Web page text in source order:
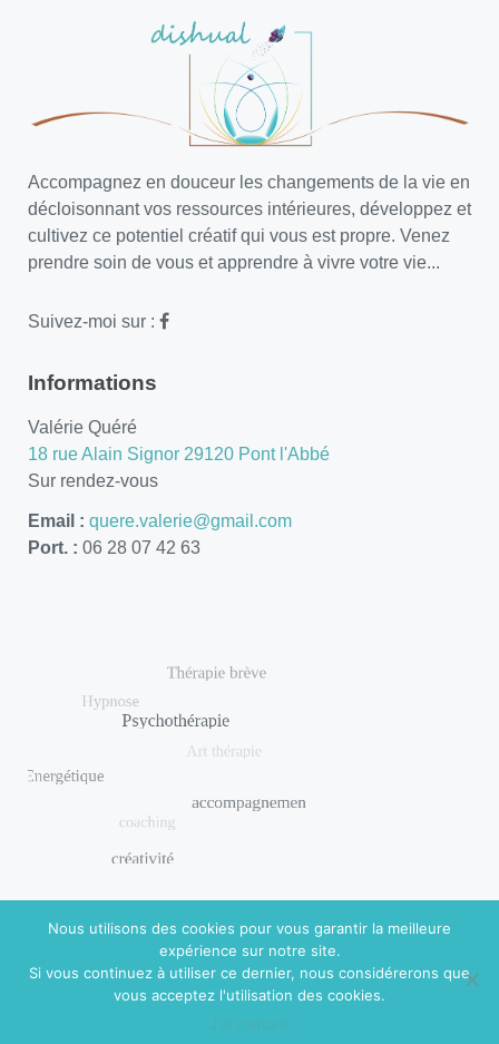
Accompagnez en douceur les changements de la vie en
décloisonnant vos ressources intérieures, développez et
cultivez ce potentiel créatif qui vous est propre. Venez
prendre soin de vous et apprendre à vivre votre vie...
Suivez-moi sur :
Informations
Valérie Quéré
18 rue Alain Signor 29120 Pont l'Abbé
Sur rendez-vous
Email : quere.valerie@gmail.com
Port. : 06 28 07 42 63
© 2018 DISHUAL. Réalisé parVirginie Guidal
Mentions
Nous utilisons des cookies pour vous garantir la meilleure
expérience sur notre site.
Si vous continuez à utiliser ce dernier, nous considérerons que
vous acceptez l'utilisation des cookies.